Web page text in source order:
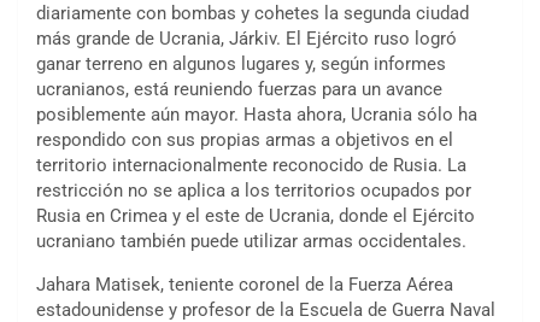
diariamente con bombas y cohetes la segunda ciudad
más grande de Ucrania, Járkiv. El Ejército ruso logró
ganar terreno en algunos lugares y, según informes
ucranianos, está reuniendo fuerzas para un avance
posiblemente aún mayor. Hasta ahora, Ucrania sólo ha
respondido con sus propias armas a objetivos en el
territorio internacionalmente reconocido de Rusia. La
restricción no se aplica a los territorios ocupados por
Rusia en Crimea y el este de Ucrania, donde el Ejército
ucraniano también puede utilizar armas occidentales.
Jahara Matisek, teniente coronel de la Fuerza Aérea
estadounidense y profesor de la Escuela de Guerra Naval